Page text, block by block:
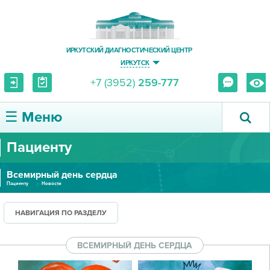
ИРКУТСКИЙ ДИАГНОСТИЧЕСКИЙ ЦЕНТР
ИРКУТСК
+7 (3952) 259-777
☰ Меню
О ЦЕНТРЕ
УСЛУГИ И ЦЕНЫ
ПАЦИЕНТУ
Пациенту
Всемирный день сердца
Пациенту Новости
НАВИГАЦИЯ ПО РАЗДЕЛУ
ВСЕМИРНЫЙ ДЕНЬ СЕРДЦА